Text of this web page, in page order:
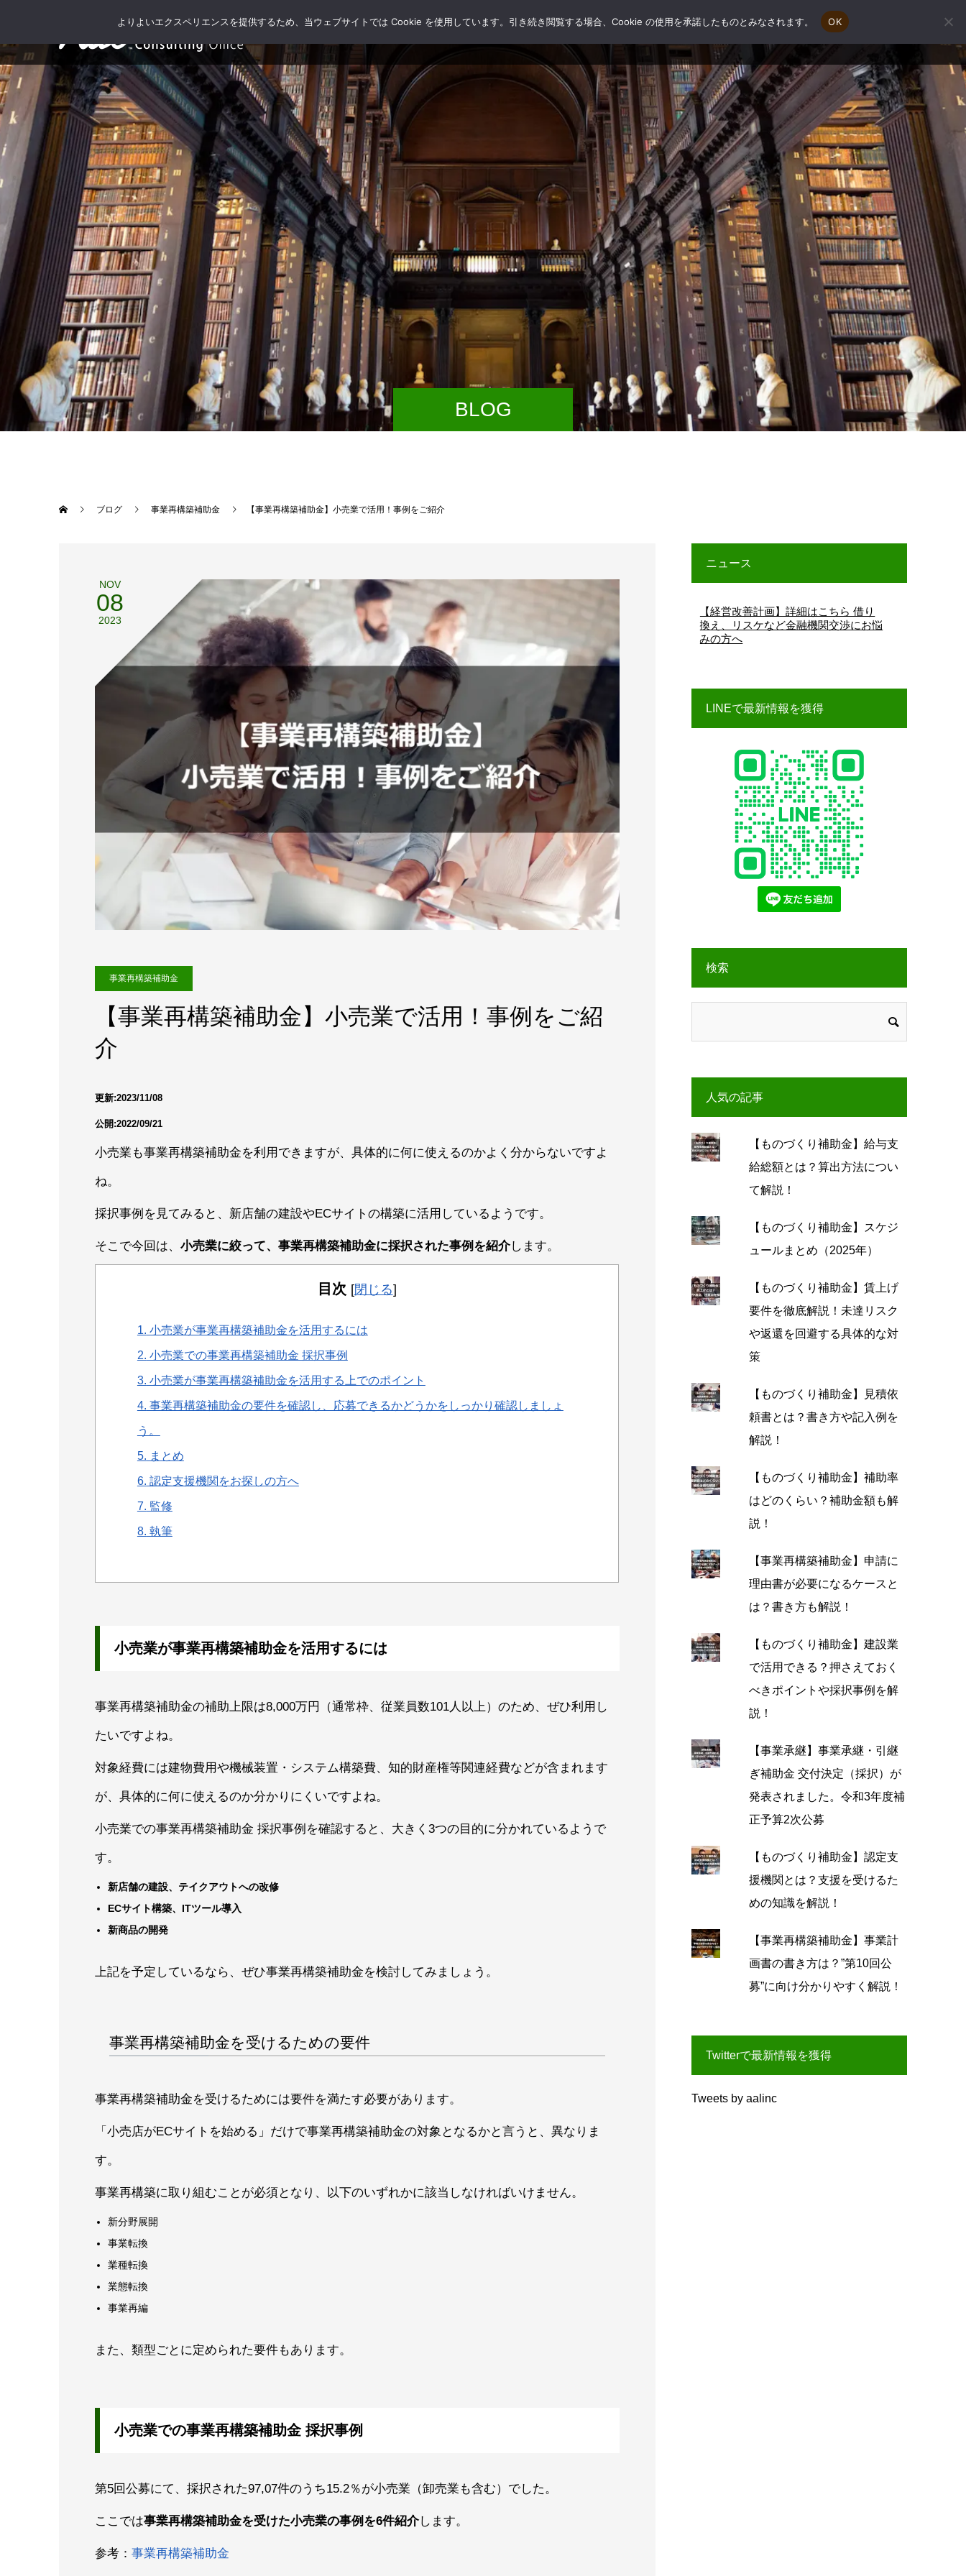
お問い合わせ
BLOG
ブログ 事業再構築補助金 【事業再構築補助金】小売業で活用！事例をご紹介
NOV
08
2023
事業再構築補助金
【事業再構築補助金】小売業で活用！事例をご紹
介
更新:2023/11/08
公開:2022/09/21
小売業も事業再構築補助金を利用できますが、具体的に何に使えるのかよく分からないですよ
ね。
採択事例を見てみると、新店舗の建設やECサイトの構築に活用しているようです。
そこで今回は、 小売業に絞って、事業再構築補助金に採択された事例を紹介します。
目次 [閉じる]
1. 小売業が事業再構築補助金を活用するには
2. 小売業での事業再構築補助金 採択事例
3. 小売業が事業再構築補助金を活用する上でのポイント
4. 事業再構築補助金の要件を確認し、応募できるかどうかをしっかり確認しましょ
う。
5. まとめ
6. 認定支援機関をお探しの方へ
7. 監修
8. 執筆
小売業が事業再構築補助金を活用するには
事業再構築補助金の補助上限は8,000万円（通常枠、従業員数101人以上）のため、ぜひ利用し
たいですよね。
対象経費には建物費用や機械装置・システム構築費、知的財産権等関連経費などが含まれます
が、具体的に何に使えるのか分かりにくいですよね。
小売業での事業再構築補助金 採択事例を確認すると、大きく3つの目的に分かれているようで
す。
新店舗の建設、テイクアウトへの改修
ECサイト構築、ITツール導入
新商品の開発
上記を予定しているなら、ぜひ事業再構築補助金を検討してみましょう。
事業再構築補助金を受けるための要件
事業再構築補助金を受けるためには要件を満たす必要があります。
「小売店がECサイトを始める」だけで事業再構築補助金の対象となるかと言うと、異なりま
す。
事業再構築に取り組むことが必須となり、以下のいずれかに該当しなければいけません。
新分野展開
事業転換
業種転換
業態転換
事業再編
また、類型ごとに定められた要件もあります。
小売業での事業再構築補助金 採択事例
第5回公募にて、採択された97,07件のうち15.2％が小売業（卸売業も含む）でした。
ここでは事業再構築補助金を受けた小売業の事例を6件紹介します。
参考： 事業再構築補助金
ニュース
【経営改善計画】詳細はこちら 借り
換え、リスケなど金融機関交渉にお悩
みの方へ
LINEで最新情報を獲得
検索
人気の記事
【ものづくり補助金】給与支
給総額とは？算出方法につい
て解説！
【ものづくり補助金】スケジ
ュールまとめ（2025年）
【ものづくり補助金】賃上げ
要件を徹底解説！未達リスク
や返還を回避する具体的な対
策
【ものづくり補助金】見積依
頼書とは？書き方や記入例を
解説！
【ものづくり補助金】補助率
はどのくらい？補助金額も解
説！
【事業再構築補助金】申請に
理由書が必要になるケースと
は？書き方も解説！
【ものづくり補助金】建設業
で活用できる？押さえておく
べきポイントや採択事例を解
説！
【事業承継】事業承継・引継
ぎ補助金 交付決定（採択）が
発表されました。令和3年度補
正予算2次公募
【ものづくり補助金】認定支
援機関とは？支援を受けるた
めの知識を解説！
【事業再構築補助金】事業計
画書の書き方は？”第10回公
募”に向け分かりやすく解説！
Twitterで最新情報を獲得
Tweets by aalinc
よりよいエクスペリエンスを提供するため、当ウェブサイトでは Cookie を使用しています。引き続き閲覧する場合、Cookie の使用を承諾したものとみなされます。 OK